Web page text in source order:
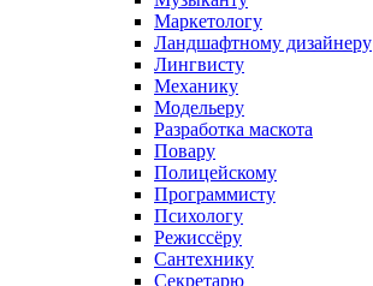
Маркетологу
Ландшафтному дизайнеру
Лингвисту
Механику
Модельеру
Разработка маскота
Повару
Полицейскому
Программисту
Психологу
Режиссёру
Сантехнику
Секретарю